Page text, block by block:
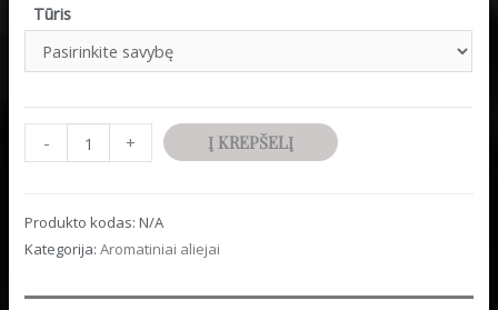
Tūris
Quantity
-
produkto
kiekis:
aliejus
"Levanda"
Quantity
+ Į KREPŠELĮ
Produkto kodas:N/A
Kategorija:Aromatiniai aliejai